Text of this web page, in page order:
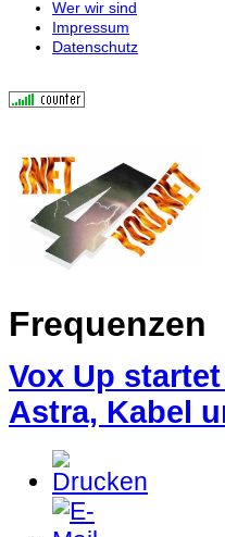
Wer wir sind
Impressum
Datenschutz
Frequenzen
Vox Up
Astra, Kabel